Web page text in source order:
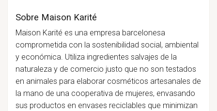
Sobre Maison Karité
Maison Karité es una empresa barcelonesa
comprometida con la sostenibilidad social, ambiental
y económica. Utiliza ingredientes salvajes de la
naturaleza y de comercio justo que no son testados
en animales para elaborar cosméticos artesanales de
la mano de una cooperativa de mujeres, envasando
sus productos en envases reciclables que minimizan